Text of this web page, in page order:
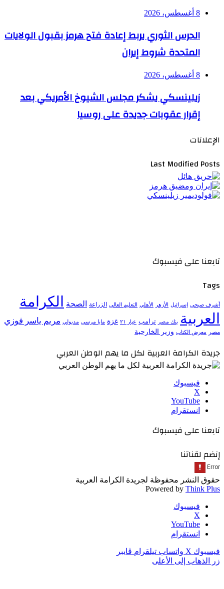
8 أغسطس، 2026
الحرس الثوري يربط إعادة فتح هرمز بقبول الولايات
المتحدة شروط إيران
8 أغسطس، 2026
زيلينسكي يشكر مجلس الشيوخ الأمريكي بعد
إقرار عقوبات جديدة على روسيا
الإعلانات
Last Modified Posts
تابعنا على فيسبوك
Tags
أشرف صبحي إسرائيل الأزهر الأهلي التعليم العالي الزراعة الصحة
الكرامة
العربية
بنك مصر ترامب عيار ٢١ غزة مايا مرسي مدبولي مريم ياسر فوزي
مصر معرض الكتاب وزير الخارجية
جريدة الكرامة العربية لكل ما يهم الوطن العربي
فيسبوك
‫X
‫YouTube
انستقرام
تابعنا على فيسبوك
إنضم لقناتنا
حقوق النشر محفوظة لجريدة الكرامة العربية
Powered by Think Plus
فيسبوك
‫X
‫YouTube
انستقرام
فيسبوك ‫X واتساب تيلقرام ڤايبر
زر الذهاب إلى الأعلى